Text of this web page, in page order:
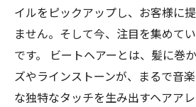
イルをピックアップし、お客様に
ません。そして今、注目を集めて
です。 ビートヘアーとは、髪に巻
ズやラインストーンが、まるで音
な独特なタッチを生み出すヘアア